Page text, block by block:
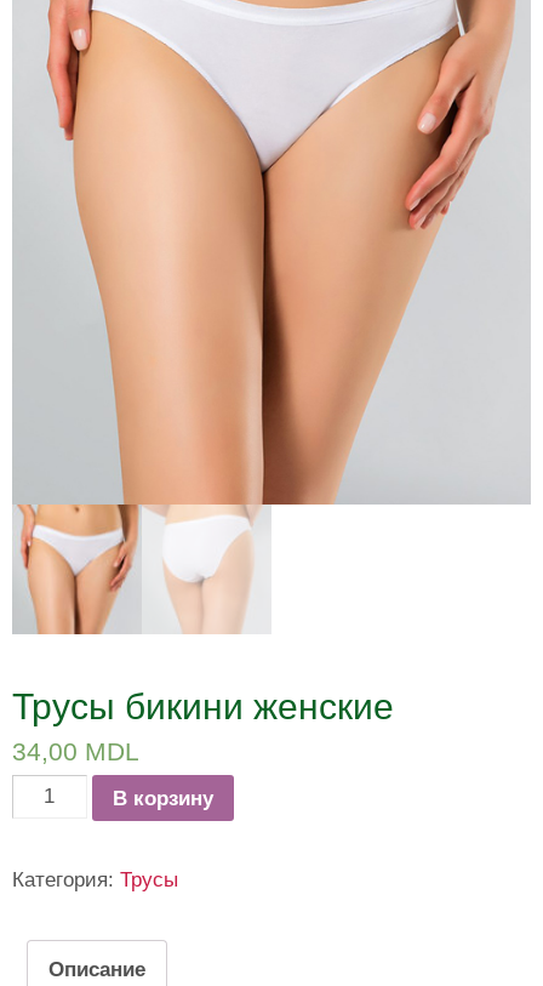
Трусы бикини женские
34,00 MDL
Количество
женские
В корзину
Категория: Трусы
Описание